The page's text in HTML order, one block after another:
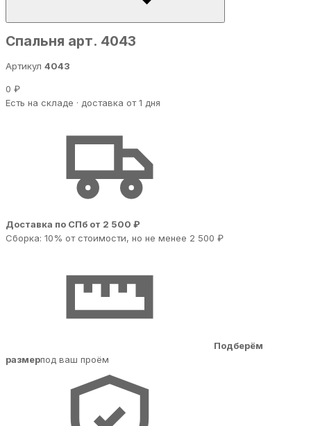
Спальня арт. 4043
Артикул 4043
0 ₽
Есть на складе · доставка от 1 дня
Доставка по СПб от 2 500 ₽
Сборка: 10% от стоимости, но не менее 2 500 ₽
Подберём
размерпод ваш проём